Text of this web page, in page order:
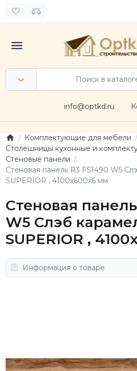
info@optkd.ru
Комплектующие для мебели
Столешницы кухонные и
Стеновые панели
Стеновая панель R3 FS1490 W5
SUPERIOR , 4100х600х6 мм
Стеновая
W5 Слэб
SUPERIOR ,
Информация о товаре